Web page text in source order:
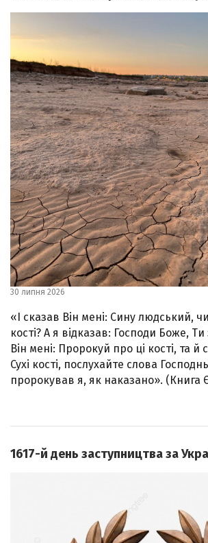
30 липня 2026
«І сказав Він мені: Сину людський,
кості? А я відказав: Господи Боже,
Він мені: Пророкуй про ці кості, та
Сухі кості, послухайте слова
пророкував я, як наказано». (Книга
1617-й день заступництва за